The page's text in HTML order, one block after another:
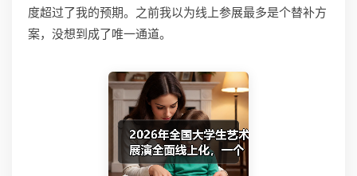
度超过了我的预期。之前我以为线上参展最多是个替补方
案，没想到成了唯一通道。